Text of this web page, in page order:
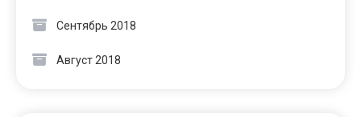
Сентябрь 2018
Август 2018